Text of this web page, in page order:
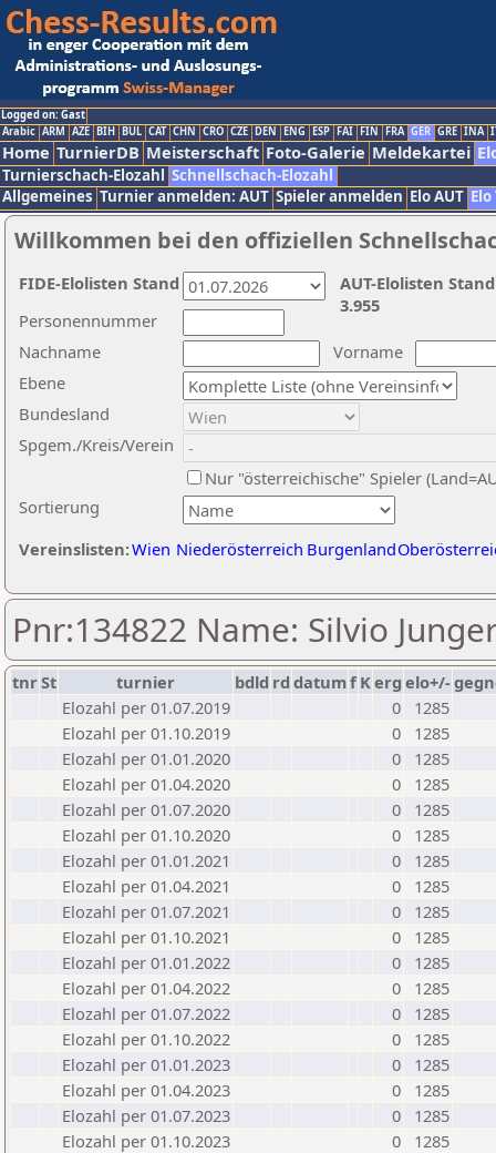
Logged on: Gast
Arabic ARM AZE BIH BUL CAT CHN CRO CZE DEN ENG ESP FAI FIN FRA GER GRE INA
Home TurnierDB Meisterschaft Foto-Galerie Meldekartei
Turnierschach-Elozahl Schnellschach-Elozahl
Allgemeines Turnier anmelden: AUT Spieler anmelden Elo AUT
Willkommen bei den offiziellen
Nachname
Vorname
Ebene
Sortierung
Personennummer
Bundesland
Spgem./Kreis/Verein
Nur "österreichische" Spieler
Vereinslisten:Wien Niederösterreich Burgenland
AUT-Elolisten
3.955
FIDE-Elolisten Stand
Pnr:134822 Name: Silvio
tnrSt turnier bdld rd datumf Kerg elo+/-
Elozahl per 01.07.2019
0
1285
Elozahl per 01.10.2019
0
1285
Elozahl per 01.01.2020
0
1285
Elozahl per 01.04.2020
0
1285
Elozahl per 01.07.2020
0
1285
Elozahl per 01.10.2020
0
1285
Elozahl per 01.01.2021
0
1285
Elozahl per 01.04.2021
0
1285
Elozahl per 01.07.2021
0
1285
Elozahl per 01.10.2021
0
1285
Elozahl per 01.01.2022
0
1285
Elozahl per 01.04.2022
0
1285
Elozahl per 01.07.2022
0
1285
Elozahl per 01.10.2022
0
1285
Elozahl per 01.01.2023
0
1285
Elozahl per 01.04.2023
0
1285
Elozahl per 01.07.2023
0
1285
Elozahl per 01.10.2023
0
1285